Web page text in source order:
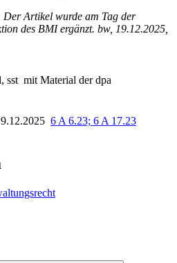
Artikel wurde am Tag der
des BMI ergänzt. bw, 19.12.2025,
sst mit Material der dpa
6 A 6.23; 6 A 17.23